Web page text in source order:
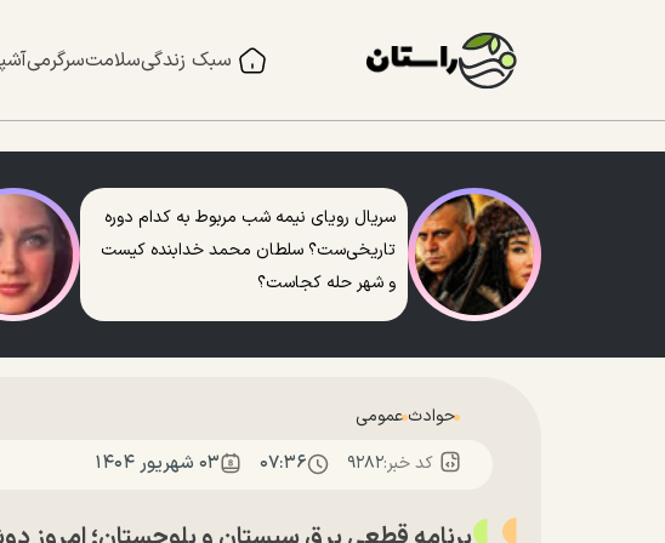
سبک زندگیسلامتسرگرمی
سریال رویای نیمه شب مربوط به کدام دوره
تاریخی‌ست؟ سلطان محمد خدابنده کیست
و شهر حله کجاست؟
حوادث عمومی
کد خبر:۹۲۸۲ ۰۷:۳۶ ۰۳ شهريور ۱۴۰۴